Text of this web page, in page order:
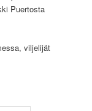
Puertosta
viljelijät